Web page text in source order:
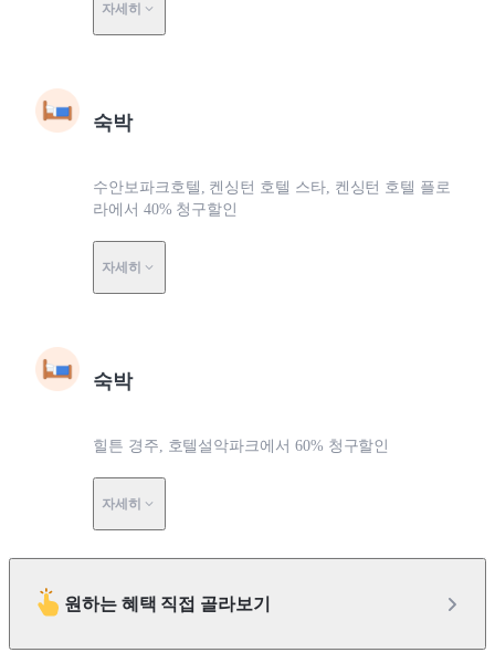
자세히
숙박
수안보파크호텔, 켄싱턴 호텔 스타, 켄싱턴 호텔 플로
라에서 40% 청구할인
자세히
숙박
힐튼 경주, 호텔설악파크에서 60% 청구할인
자세히
원하는 혜택 직접 골라보기